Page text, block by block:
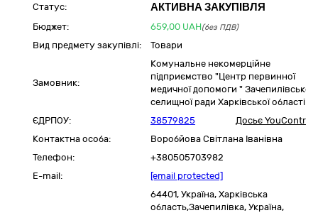
Статус: АКТИВНА ЗАКУПІВЛЯ
Бюджет: 659,00 UAH(без ПДВ)
Вид предмету закупівлі: Товари
Замовник:
Комунальне некомерційне
підприємство "Центр первинної
медичної допомоги " Зачепилівської
селищної ради Харківської області
ЄДРПОУ:
38579825
Досьє YouControl
Контактна особа:
Воробйова Світлана Іванівна
Телефон:
+380505703982
E-mail:
[email protected]
64401, Україна, Харківська
область,Зачепилівка, Україна,